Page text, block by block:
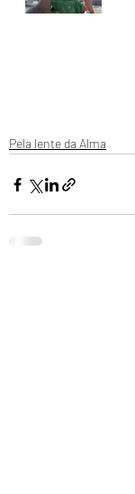
Pela lente da Alma